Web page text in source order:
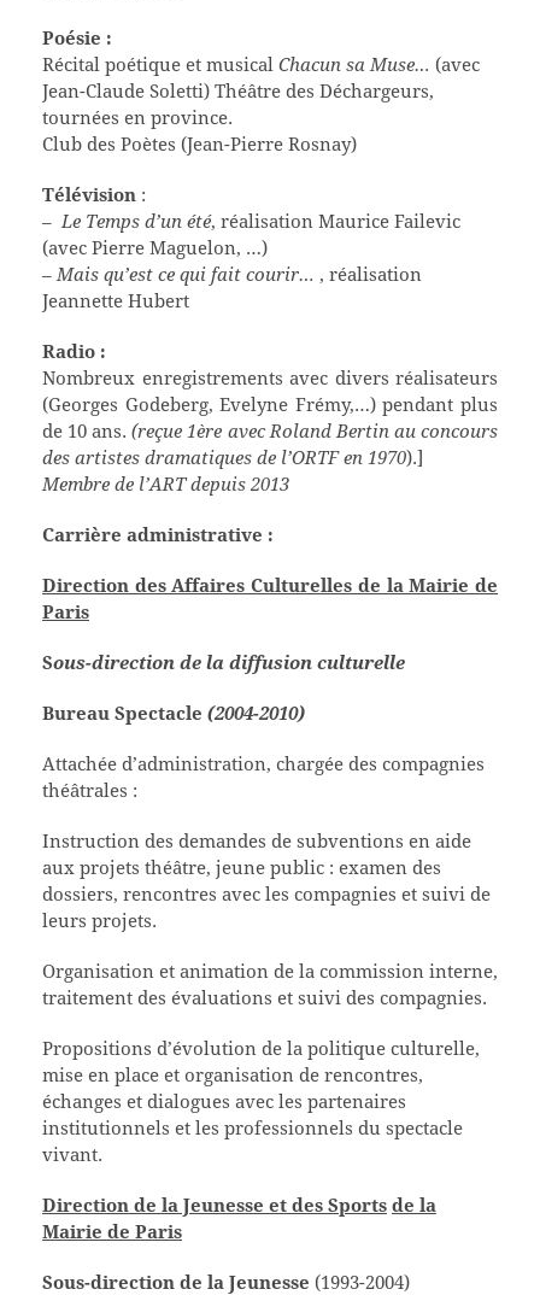
Poésie :
Récital poétique et musical Chacun sa Muse… (avec
Jean-Claude Soletti) Théâtre des Déchargeurs,
tournées en province.
Club des Poètes (Jean-Pierre Rosnay)
Télévision :
– Le Temps d’un été, réalisation Maurice Failevic
(avec Pierre Maguelon, …)
– Mais qu’est ce qui fait courir… , réalisation
Jeannette Hubert
Radio :
Nombreux enregistrements avec divers réalisateurs
(Georges Godeberg, Evelyne Frémy,…) pendant plus
de 10 ans.(reçue 1ère avec Roland Bertin au concours
des artistes dramatiques de l’ORTF en 1970).]
Membre de l’ART depuis 2013
Carrière administrative :
Direction des Affaires Culturelles de la Mairie de
Paris
Sous-direction de la diffusion culturelle
Bureau Spectacle (2004-2010)
Attachée d’administration, chargée des compagnies
théâtrales :
Instruction des demandes de subventions en aide
aux projets théâtre, jeune public : examen des
dossiers, rencontres avec les compagnies et suivi de
leurs projets.
Organisation et animation de la commission interne,
traitement des évaluations et suivi des compagnies.
Propositions d’évolution de la politique culturelle,
mise en place et organisation de rencontres,
échanges et dialogues avec les partenaires
institutionnels et les professionnels du spectacle
vivant.
Direction de la Jeunesse et des Sports de la
Mairie de Paris
Sous-direction de la Jeunesse (1993-2004)